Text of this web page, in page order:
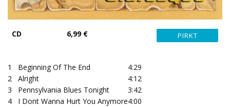
CD 6,99 €
1 Beginning Of The End
4:29
2
Alright
4:12
3
Pennsylvania Blues Tonight
3:42
4
I Dont Wanna Hurt You Anymore4:00